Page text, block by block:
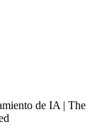
de IA | The